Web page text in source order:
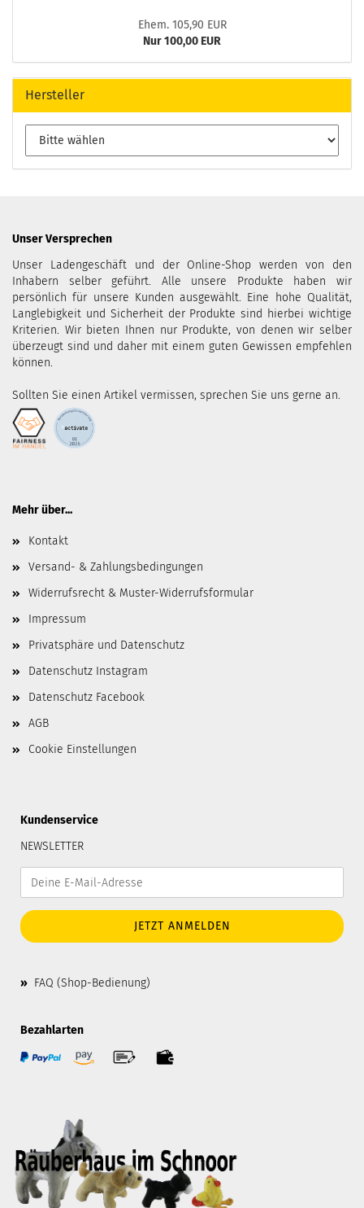
Ehem. 105,90 EUR
Nur 100,00 EUR
Hersteller
Unser Versprechen
Unser Ladengeschäft und der Online-Shop werden von den
Inhabern selber geführt. Alle unsere Produkte haben wir
persönlich für unsere Kunden ausgewählt. Eine hohe Qualität,
Langlebigkeit und Sicherheit der Produkte sind hierbei wichtige
Kriterien. Wir bieten Ihnen nur Produkte, von denen wir selber
überzeugt sind und daher mit einem guten Gewissen empfehlen
können.
Sollten Sie einen Artikel vermissen, sprechen Sie uns gerne an.
Mehr über...
Kontakt
Versand- & Zahlungsbedingungen
Widerrufsrecht & Muster-Widerrufsformular
Impressum
Privatsphäre und Datenschutz
Datenschutz Instagram
Datenschutz Facebook
AGB
Cookie Einstellungen
Kundenservice
NEWSLETTER
» FAQ (Shop-Bedienung)
Bezahlarten